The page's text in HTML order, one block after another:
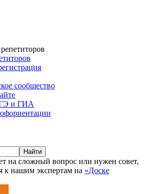
сообщество
и ГИА
Найти
на сложный вопрос или нужен совет,
к нашим экспертам на «Доске